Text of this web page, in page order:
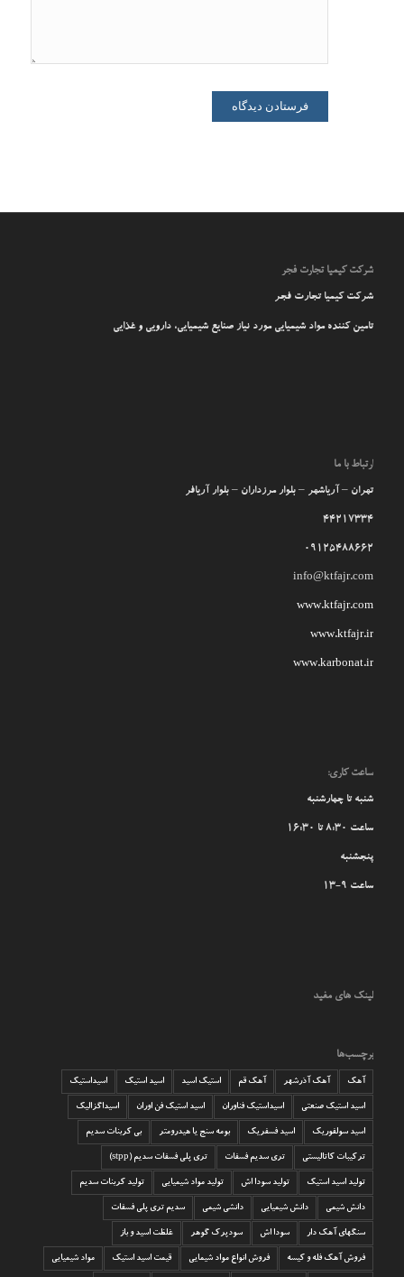
شرکت کیمیا تجارت فجر
شرکت کیمیا تجارت فجر
تامین کننده مواد شیمیایی مورد نیاز صنایع شیمیایی، دارویی و غذایی
ارتباط با ما
تهران – آریاشهر – بلوار مرزداران – بلوار آریافر
44217334
09125488662
info@ktfajr.com
www.ktfajr.com
www.ktfajr.ir
www.karbonat.ir
ساعت کاری:
شنبه تا چهارشنبه
ساعت 8:30 تا 16:30
پنجشنبه
ساعت 9-13
لینک های مفید
برچسب‌ها
آهک آهک آذرشهر آهک قم استیک اسید اسید استیک اسیداستیک
اسید استیک صنعتی اسیداستیک فناوران اسید استیک فن اوران اسیداگزالیک
اسید سولفوریک اسید فسفریک بومه سنج یا هیدرومتر بی کربنات سدیم
ترکیبات کاتالیستی تری سدیم فسفات تری پلی فسفات سدیم (stpp)
تولید اسید استیک تولید سودا اش تولید مواد شیمیایی تولید کربنات سدیم
دانش شیمی دانش شیمیایی دانشی شیمی سدیم تری پلی فسفات
سنگهای آهک دار سودا اش سودپرک گوهر غلظت اسید و باز
فروش آهک فله و کیسه فروش انواع مواد شیمایی قیمت اسید استیک مواد شیمیایی